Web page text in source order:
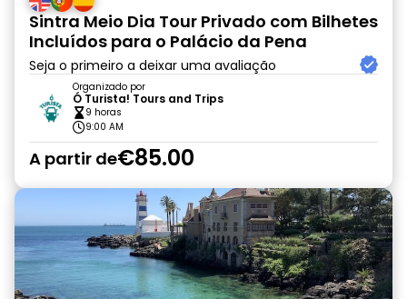
Sintra Meio Dia Tour Privado com Bilhetes
Incluídos para o Palácio da Pena
Seja o primeiro a deixar uma avaliação
Organizado por
Ó Turista! Tours and Trips
9 horas
9:00 AM
A partir de€85.00